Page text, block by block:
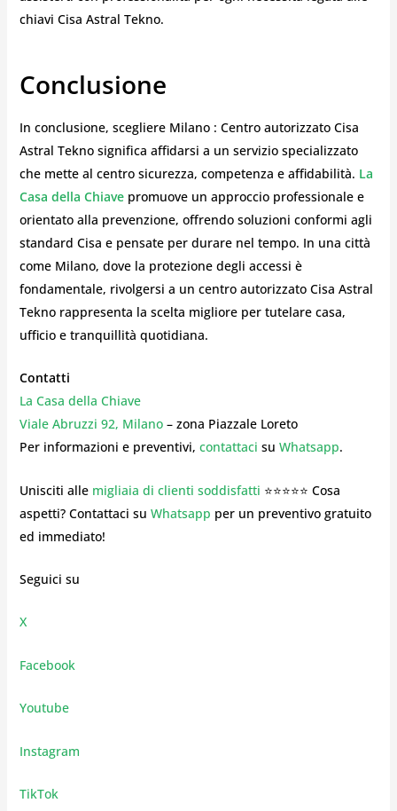
chiavi Cisa Astral Tekno.
Conclusione
In conclusione, scegliere Milano : Centro autorizzato Cisa
Astral Tekno significa affidarsi a un servizio specializzato
che mette al centro sicurezza, competenza e affidabilità. La
Casa della Chiavepromuove un approccio professionale e
orientato alla prevenzione, offrendo soluzioni conformi agli
standard Cisa e pensate per durare nel tempo. In una città
come Milano, dove la protezione degli accessi è
fondamentale, rivolgersi a un centro autorizzato Cisa Astral
Tekno rappresenta la scelta migliore per tutelare casa,
ufficio e tranquillità quotidiana.
Contatti
La Casa della Chiave
Viale Abruzzi 92, Milano– zona Piazzale Loreto
Per informazioni e preventivi, contattaci su Whatsapp.
Unisciti alle migliaia di clienti soddisfatti ⭐⭐⭐⭐⭐ Cosa
aspetti? Contattaci su Whatsapp per un preventivo gratuito
ed immediato!
Seguici su
X
Facebook
Youtube
Instagram
TikTok